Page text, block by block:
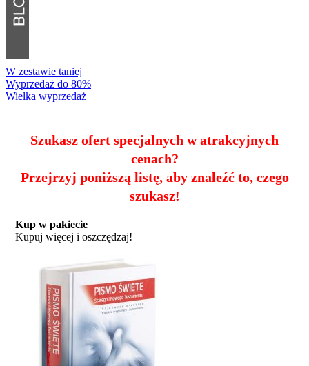
W zestawie taniej
Wyprzedaż do 80%
Wielka wyprzedaż
Szukasz ofert specjalnych w atrakcyjnych
cenach?
Przejrzyj poniższą listę, aby znaleźć to, czego
szukasz!
Kup w pakiecie
Kupuj więcej i oszczędzaj!